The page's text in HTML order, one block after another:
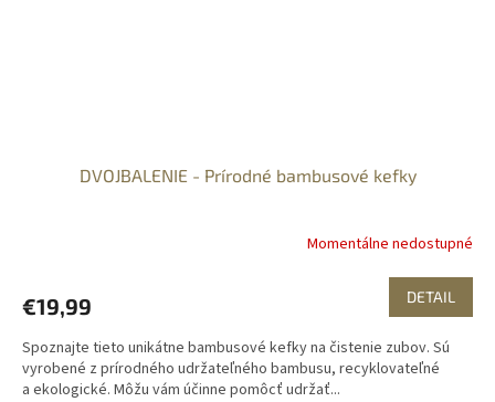
DVOJBALENIE - Prírodné bambusové kefky
Momentálne nedostupné
€19,99 DETAIL
Spoznajte tieto unikátne bambusové kefky na čistenie zubov. Sú
vyrobené z prírodného udržateľného bambusu, recyklovateľné
a ekologické. Môžu vám účinne pomôcť udržať...